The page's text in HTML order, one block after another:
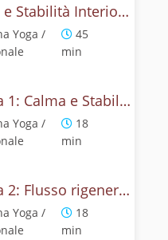
Calma e Stabilità Interiore: Yoga con il Primo Chakra
Yoga /
45
min
Chakra 1: Calma e Stabilità con Chakra Radice
Yoga /
18
min
Chakra 2: Flusso rigenerante con Chakra Sacrale
Yoga /
18
min